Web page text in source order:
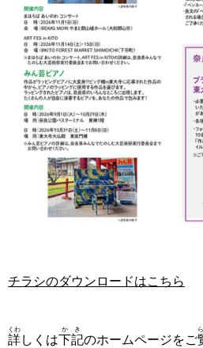
チラシのダウンロードはこちら
詳
くわ
しくは下記
かき
のホームページをご